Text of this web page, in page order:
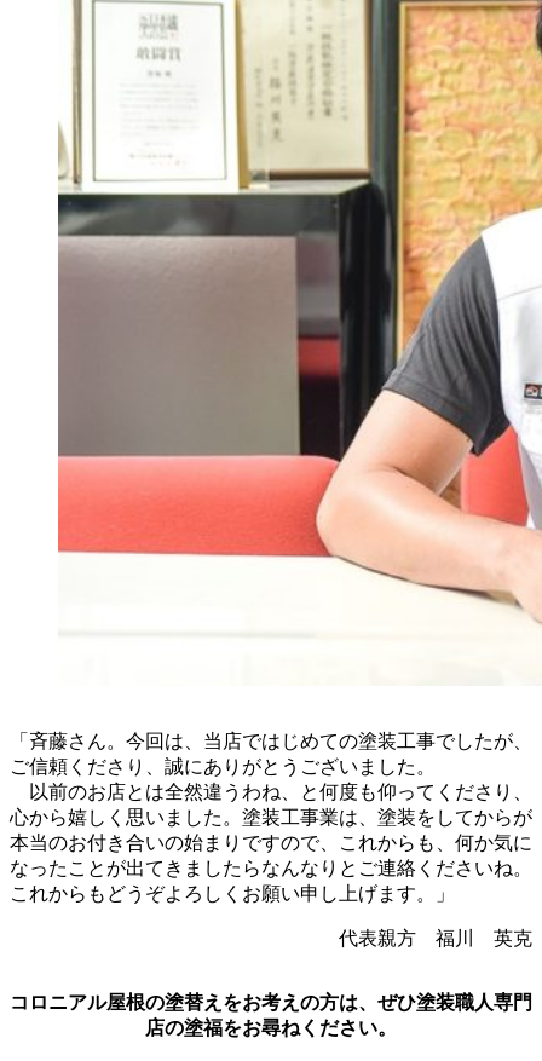
「斉藤さん。今回は、当店ではじめての塗装工事でしたが、
ご信頼くださり、誠にありがとうございました。
以前のお店とは全然違うわね、と何度も仰ってくださり、
心から嬉しく思いました。塗装工事業は、塗装をしてからが
本当のお付き合いの始まりですので、これからも、何か気に
なったことが出てきましたらなんなりとご連絡くださいね。
これからもどうぞよろしくお願い申し上げます。」
代表親方 福川 英克
コロニアル屋根の塗替えをお考えの方は、ぜひ塗装職人専門
店の塗福をお尋ねください。